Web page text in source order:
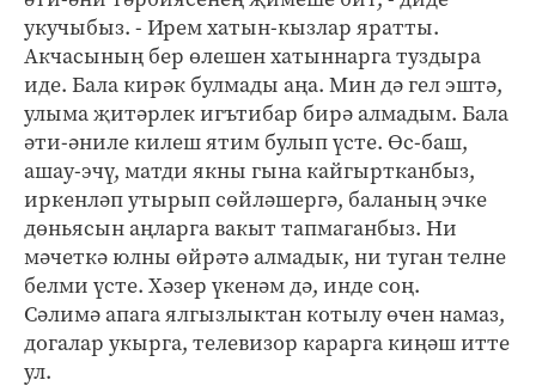
укучыбыз. - Ирем хатын-кызлар яратты.
Акчасының бер өлешен хатыннарга туздыра
иде. Бала кирәк булмады аңа. Мин дә гел эштә,
улыма җитәрлек игътибар бирә алмадым. Бала
әти-әниле килеш ятим булып үсте. Өс-баш,
ашау-эчү, матди якны гына кайгыртканбыз,
иркенләп утырып сөйләшергә, баланың эчке
дөньясын аңларга вакыт тапмаганбыз. Ни
мәчеткә юлны өйрәтә алмадык, ни туган телне
белми үсте. Хәзер үкенәм дә, инде соң.
Сәлимә апага ялгызлыктан котылу өчен намаз,
догалар укырга, телевизор карарга киңәш итте
ул.